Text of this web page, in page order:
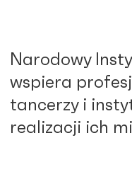
Narodowy
wspiera
tancerzy i
realizacji ich